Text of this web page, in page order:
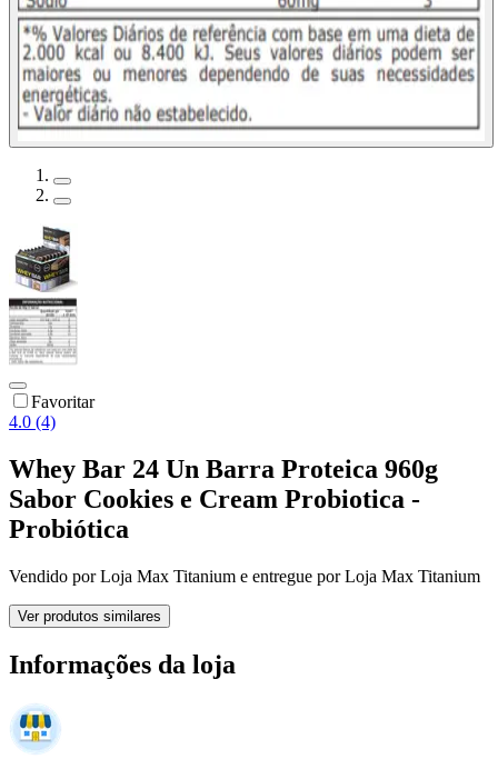
Favoritar
4.0 (4)
Whey Bar 24 Un Barra Proteica 960g
Sabor Cookies e Cream Probiotica -
Probiótica
Vendido porLoja Max Titanium e entregue por Loja Max Titanium
Ver produtos similares
Informações da loja